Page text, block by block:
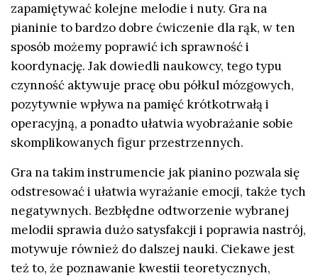
zapamiętywać kolejne melodie i nuty. Gra na
pianinie to bardzo dobre ćwiczenie dla rąk, w ten
sposób możemy poprawić ich sprawność i
koordynację. Jak dowiedli naukowcy, tego typu
czynność aktywuje pracę obu półkul mózgowych,
pozytywnie wpływa na pamięć krótkotrwałą i
operacyjną, a ponadto ułatwia wyobrażanie sobie
skomplikowanych figur przestrzennych.
Gra na takim instrumencie jak pianino pozwala się
odstresować i ułatwia wyrażanie emocji, także tych
negatywnych. Bezbłędne odtworzenie wybranej
melodii sprawia dużo satysfakcji i poprawia nastrój,
motywuje również do dalszej nauki. Ciekawe jest
też to, że poznawanie kwestii teoretycznych,